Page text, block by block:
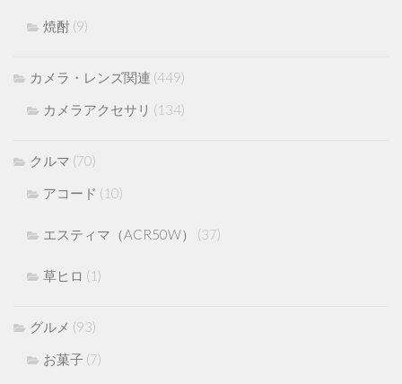
焼酎 (9)
カメラ・レンズ関連 (449)
カメラアクセサリ (134)
クルマ (70)
アコード (10)
エスティマ（ACR50W） (37)
草ヒロ (1)
グルメ (93)
お菓子 (7)